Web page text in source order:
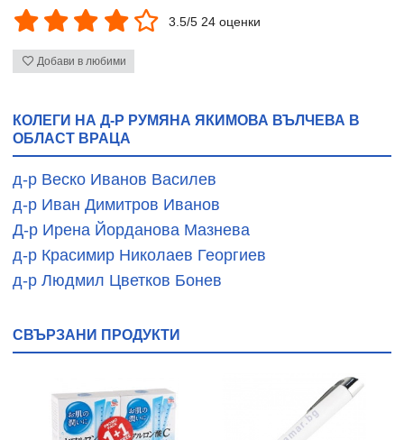
3.5/5 24 оценки
Добави в любими
КОЛЕГИ НА Д-Р РУМЯНА ЯКИМОВА ВЪЛЧЕВА В
ОБЛАСТ ВРАЦА
д-р Веско Иванов Василев
д-р Иван Димитров Иванов
Д-р Ирена Йорданова Мазнева
д-р Красимир Николаев Георгиев
д-р Людмил Цветков Бонев
СВЪРЗАНИ ПРОДУКТИ